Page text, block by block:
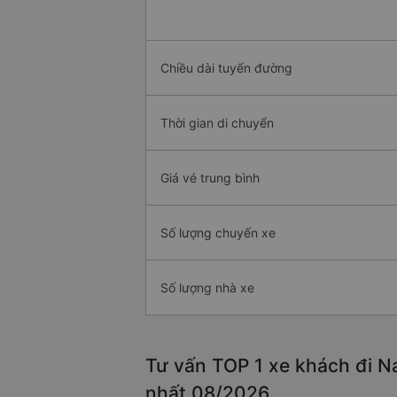
Chiều dài tuyến đường
Thời gian di chuyển
Giá vé trung bình
Số lượng chuyến xe
Số lượng nhà xe
Tư vấn TOP 1 xe khách đi